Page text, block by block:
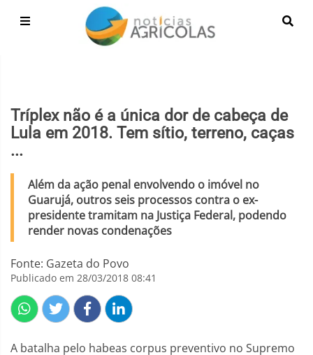
Tríplex não é a única dor de cabeça de
Lula em 2018. Tem sítio, terreno, caças
...
Além da ação penal envolvendo o imóvel no
Guarujá, outros seis processos contra o ex-
presidente tramitam na Justiça Federal, podendo
render novas condenações
Fonte: Gazeta do Povo
Publicado em 28/03/2018 08:41
A batalha pelo habeas corpus preventivo no Supremo